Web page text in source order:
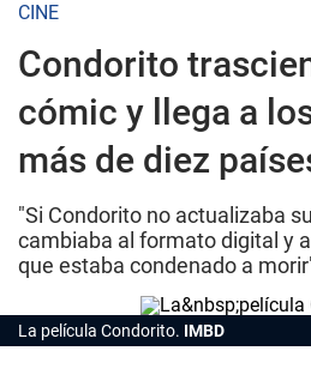
CINE
Condorito
cómic y llega a
más de diez
"Si Condorito no actualizaba
cambiaba al formato digital y
que estaba condenado a
La película Condorito. IMBD